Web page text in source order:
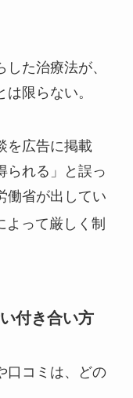
た治療法が、
限らない。
を広告に掲載
られる」と誤っ
働省が出してい
よって厳しく制
付き合い方
口コミは、どの